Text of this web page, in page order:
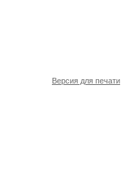
Версия для печати